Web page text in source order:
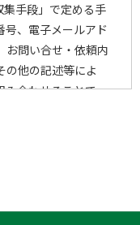
手段」で定める手
、電子メールアド
お問い合せ・依頼内
の他の記述等によ
み合わせることで、